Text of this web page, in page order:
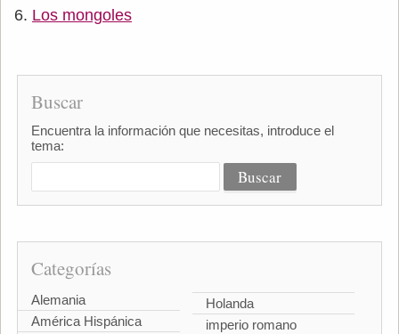
Los mongoles
Buscar
Encuentra la información que necesitas, introduce el
tema:
Categorías
Alemania
América Hispánica
Holanda
imperio romano